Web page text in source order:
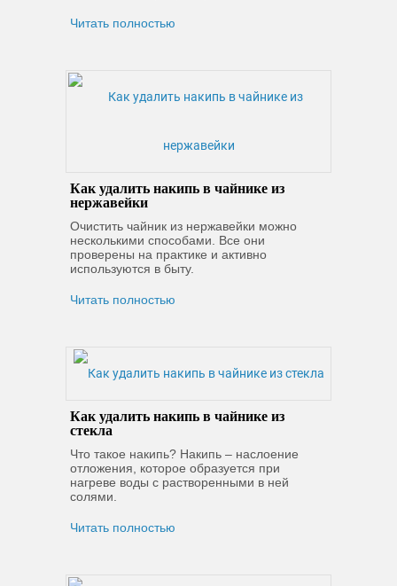
Читать полностью
Как удалить накипь в чайнике из
нержавейки
Очистить чайник из нержавейки можно
несколькими способами. Все они
проверены на практике и активно
используются в быту.
Читать полностью
Как удалить накипь в чайнике из
стекла
Что такое накипь? Накипь – наслоение
отложения, которое образуется при
нагреве воды с растворенными в ней
солями.
Читать полностью